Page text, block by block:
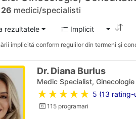
26 medici/specialisti
rezultatele Implicit
implicită conform regulilor din termeni și
Dr. Diana Burlus
Medic Specialist, Ginecologie
★★★★★ 5 (13 rating-
115 programari